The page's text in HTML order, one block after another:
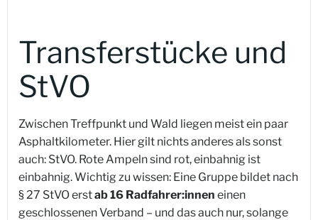
Transferstücke und
StVO
Zwischen Treffpunkt und Wald liegen meist ein paar
Asphaltkilometer. Hier gilt nichts anderes als sonst
auch: StVO. Rote Ampeln sind rot, einbahnig ist
einbahnig. Wichtig zu wissen: Eine Gruppe bildet nach
§ 27 StVO erstab 16 Radfahrer:innen einen
geschlossenen Verband – und das auch nur, solange